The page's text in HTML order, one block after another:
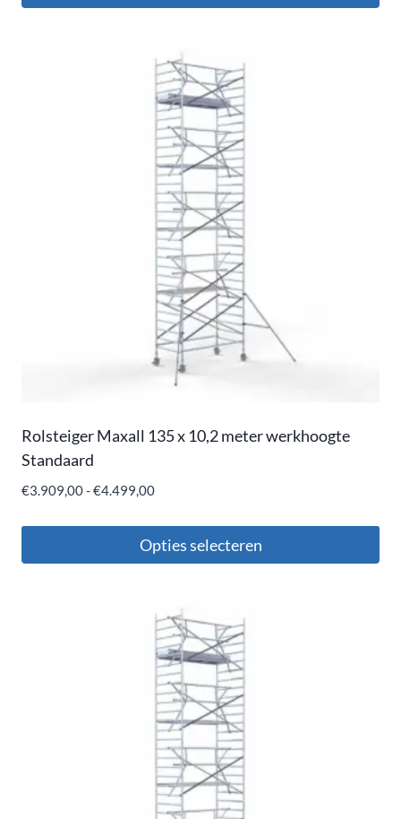
Rolsteiger Maxall 135 x 10,2 meter werkhoogte
Standaard
€3.909,00-€4.499,00
Opties selecteren